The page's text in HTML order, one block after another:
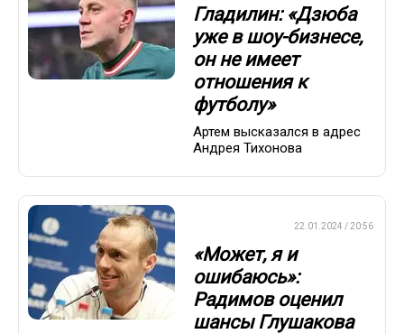
Гладилин: «Дзюба
уже в шоу-бизнесе,
он не имеет
отношения к
футболу»
Артем высказался в адрес
Андрея Тихонова
22.01.2024 / 20:56
«Может, я и
ошибаюсь»:
Радимов оценил
шансы Глушакова